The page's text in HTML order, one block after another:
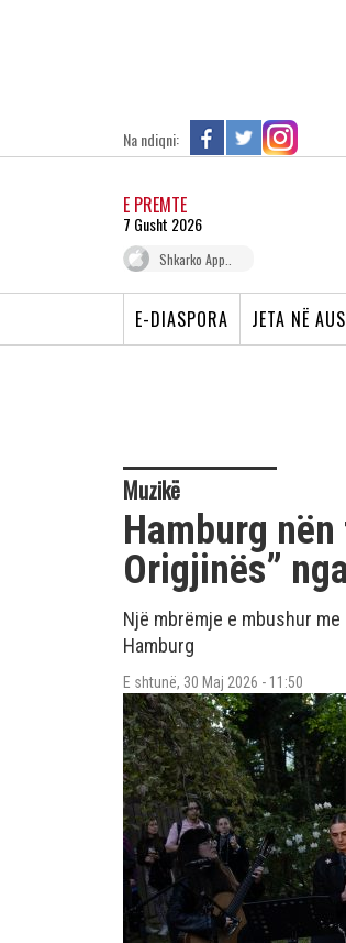
Na ndiqni:
E PREMTE
7 Gusht 2026
Shkarko App..
E-DIASPORA JETA NË
Muzikë
Hamburg
Origjinës”
Një mbrëmje e mbushur
Hamburg
E shtunë, 30 Maj 2026 - 11:50